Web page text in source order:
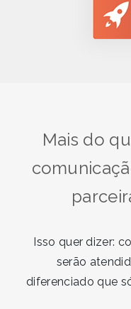
Mais do
Isso quer dizer:
serão
diferenciado que